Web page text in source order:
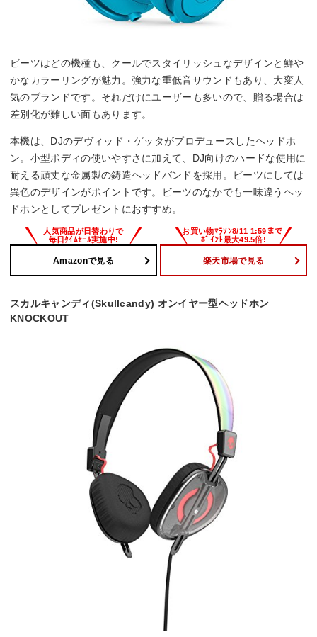
ビーツはどの機種も、クールでスタイリッシュなデザインと鮮や
かなカラーリングが魅力。強力な重低音サウンドもあり、大変人
気のブランドです。それだけにユーザーも多いので、贈る場合は
差別化が難しい面もあります。
本機は、DJのデヴィッド・ゲッタがプロデュースしたヘッドホ
ン。小型ボディの使いやすさに加えて、DJ向けのハードな使用に
耐える頑丈な金属製の鋳造ヘッドバンドを採用。ビーツにしては
異色のデザインがポイントです。ビーツのなかでも一味違うヘッ
ドホンとしてプレゼントにおすすめ。
Amazonで見る 楽天市場で見る
スカルキャンディ(Skullcandy) オンイヤー型ヘッドホン
KNOCKOUT